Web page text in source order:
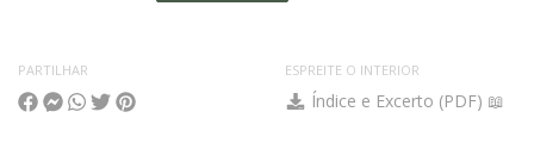
PARTILHAR ESPREITE O INTERIOR
Índice e Excerto (PDF) 📖